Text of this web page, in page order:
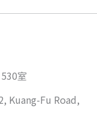
室
Kuang-Fu Road,